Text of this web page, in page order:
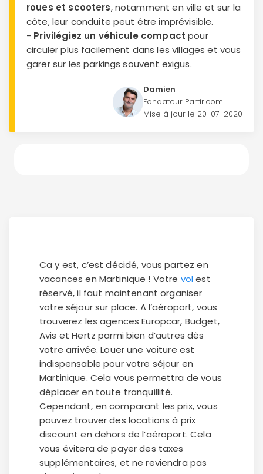
roues et scooters, notamment en ville et sur la
côte, leur conduite peut être imprévisible.
- Privilégiez un véhicule compact pour
circuler plus facilement dans les villages et vous
garer sur les parkings souvent exigus.
Damien
Fondateur Partir.com
Mise à jour le 20-07-2020
Ca y est, c’est décidé, vous partez en
vacances en Martinique ! Votre volest
réservé, il faut maintenant organiser
votre séjour sur place. A l’aéroport, vous
trouverez les agences Europcar, Budget,
Avis et Hertz parmi bien d’autres dès
votre arrivée. Louer une voiture est
indispensable pour votre séjour en
Martinique. Cela vous permettra de vous
déplacer en toute tranquillité.
Cependant, en comparant les prix, vous
pouvez trouver des locations à prix
discount en dehors de l’aéroport. Cela
vous évitera de payer des taxes
supplémentaires, et ne reviendra pas